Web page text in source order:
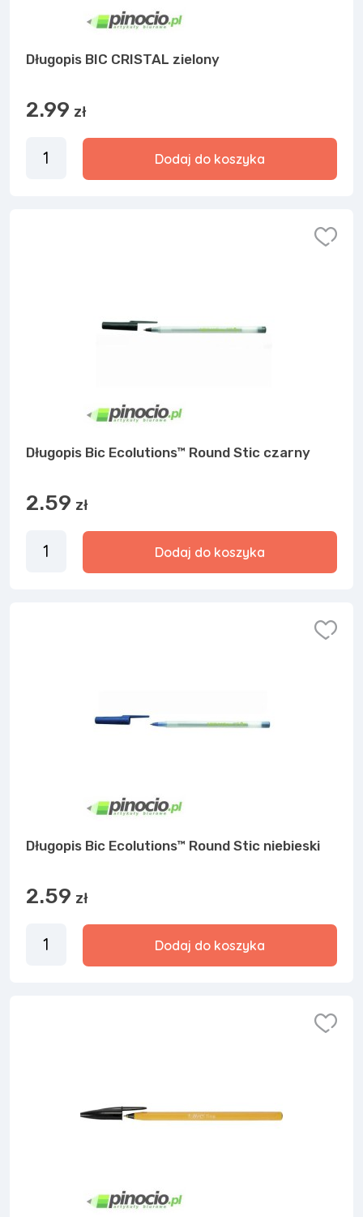
Długopis BIC CRISTAL zielony
2.99 zł
Dodaj do koszyka
Długopis Bic Ecolutions™ Round Stic czarny
2.59 zł
Dodaj do koszyka
Długopis Bic Ecolutions™ Round Stic niebieski
2.59 zł
Dodaj do koszyka